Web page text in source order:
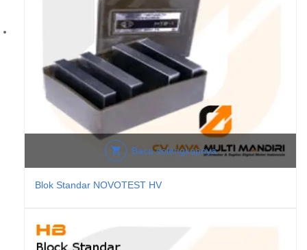
Baca selengkapnya
Blok Standar NOVOTEST HV